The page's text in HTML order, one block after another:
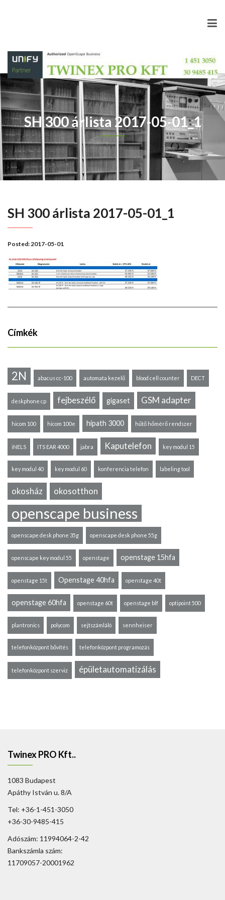
SH 300 árlista 2017-05-01_1
SH 300 árlista 2017-05-01_1
Posted:2017-05-01
Címkék
2N abacus cc-100 automata kezelő blood cell counter DECT
deskphone cp fejbeszélő gigaset GSM adapter
hicom 100 hicom 100e hipath 3000 hűtő hőmérő rendszer
iNELS ITS EAR 4000 jabra Kaputelefon key modul 15
key modul 40 key modul 60 konferencia telefon labeling tool
okosház okosotthon
openscape business
openscape desk phone 35g openscape desk phone 55g
openscape key modul 55 openstage openstage 15hfa
openstage 15t Openstage 40hfa openstage 40t
openstage 60hfa openstage 60t openstage blf optipoint 500
plantronics polycom sejtszámláló sennheiser
telefonközpont bővítés telefonközpont programozás
telefonközpont szerviz épületautomatizálás
Twinex PRO Kft..
1083 Budapest
Apáthy István u. 8/A
Tel: +36-1-451-3050
+36-30-9485-415
Adószám: 11994064-2-42
Bankszámla szám:
11709057-20001962